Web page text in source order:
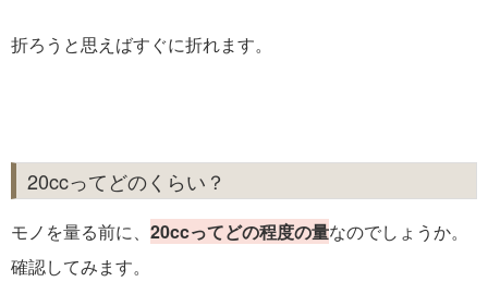
折ろうと思えばすぐに折れます。
20ccってどのくらい？
モノを量る前に、 20ccってどの程度の量なのでしょうか。
確認してみます。